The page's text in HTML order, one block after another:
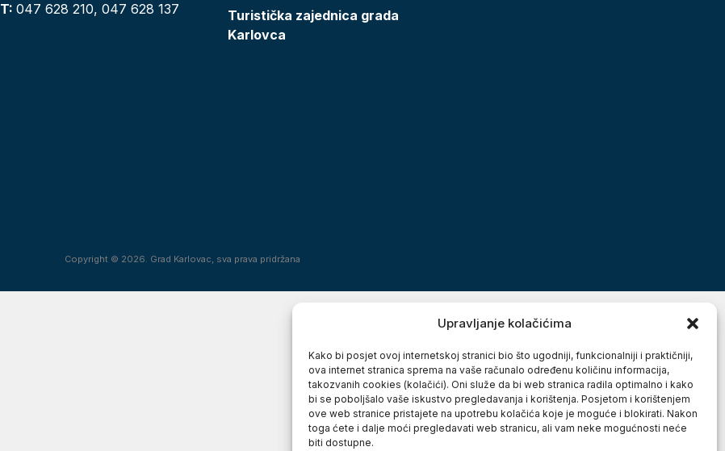
Upravljanje kolačićima
Kako bi posjet ovoj internetskoj stranici bio što ugodniji, funkcionalniji i praktičniji,
ova internet stranica sprema na vaše računalo određenu količinu informacija,
takozvanih cookies (kolačići). Oni služe da bi web stranica radila optimalno i kako
bi se poboljšalo vaše iskustvo pregledavanja i korištenja. Posjetom i korištenjem
ove web stranice pristajete na upotrebu kolačića koje je moguće i blokirati. Nakon
toga ćete i dalje moći pregledavati web stranicu, ali vam neke mogućnosti neće
biti dostupne.
T:047 628 210, 047 628 137
Turistička zajednica grada
Karlovca
Copyright © 2026. Grad Karlovac, sva prava pridržana